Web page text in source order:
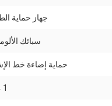
جهاز حماية
سبائك
حماية إضاءة خط
1 منفذ